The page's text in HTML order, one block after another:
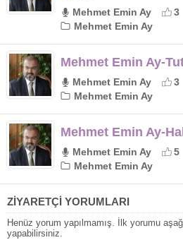
Mehmet Emin Ay 3
Mehmet Emin Ay
Mehmet Emin Ay-
Mehmet Emin Ay 3
Mehmet Emin Ay
Mehmet Emin Ay-
Mehmet Emin Ay 5
Mehmet Emin Ay
ZİYARETÇİ YORUMLARI
Henüz yorum yapılmamış. İlk yorumu
yapabilirsiniz.